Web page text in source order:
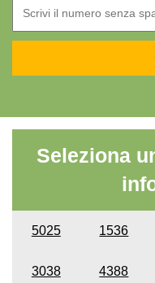
Seleziona
5025 1536
3038 4388